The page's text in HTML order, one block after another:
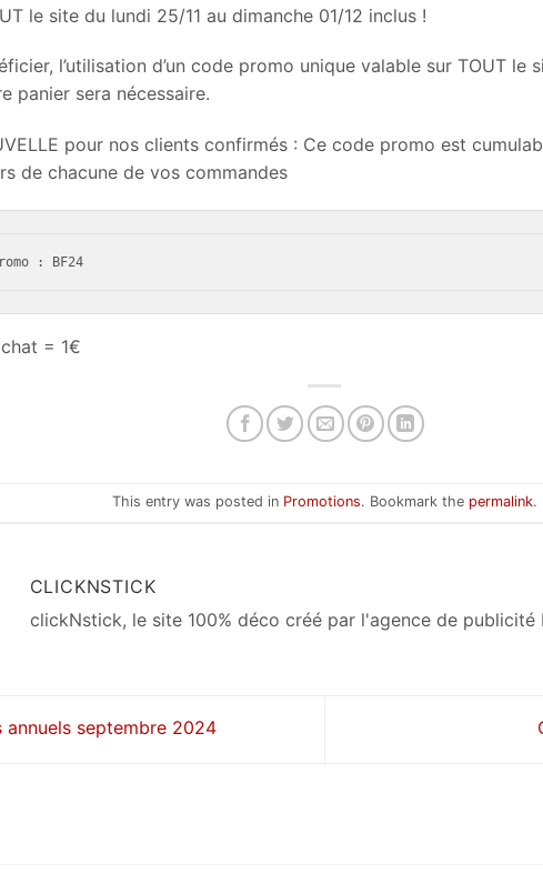
le site du lundi 25/11 au dimanche 01/12 inclus !
l’utilisation d’un code promo unique valable sur TOUT le
panier sera nécessaire.
pour nos clients confirmés : Ce code promo est
de chacune de vos commandes
: BF24
= 1€
This entry was posted in Promotions. Bookmark the permalink.
CLICKNSTICK
clickNstick, le site 100% déco créé par l'agence de publicité
annuels septembre 2024